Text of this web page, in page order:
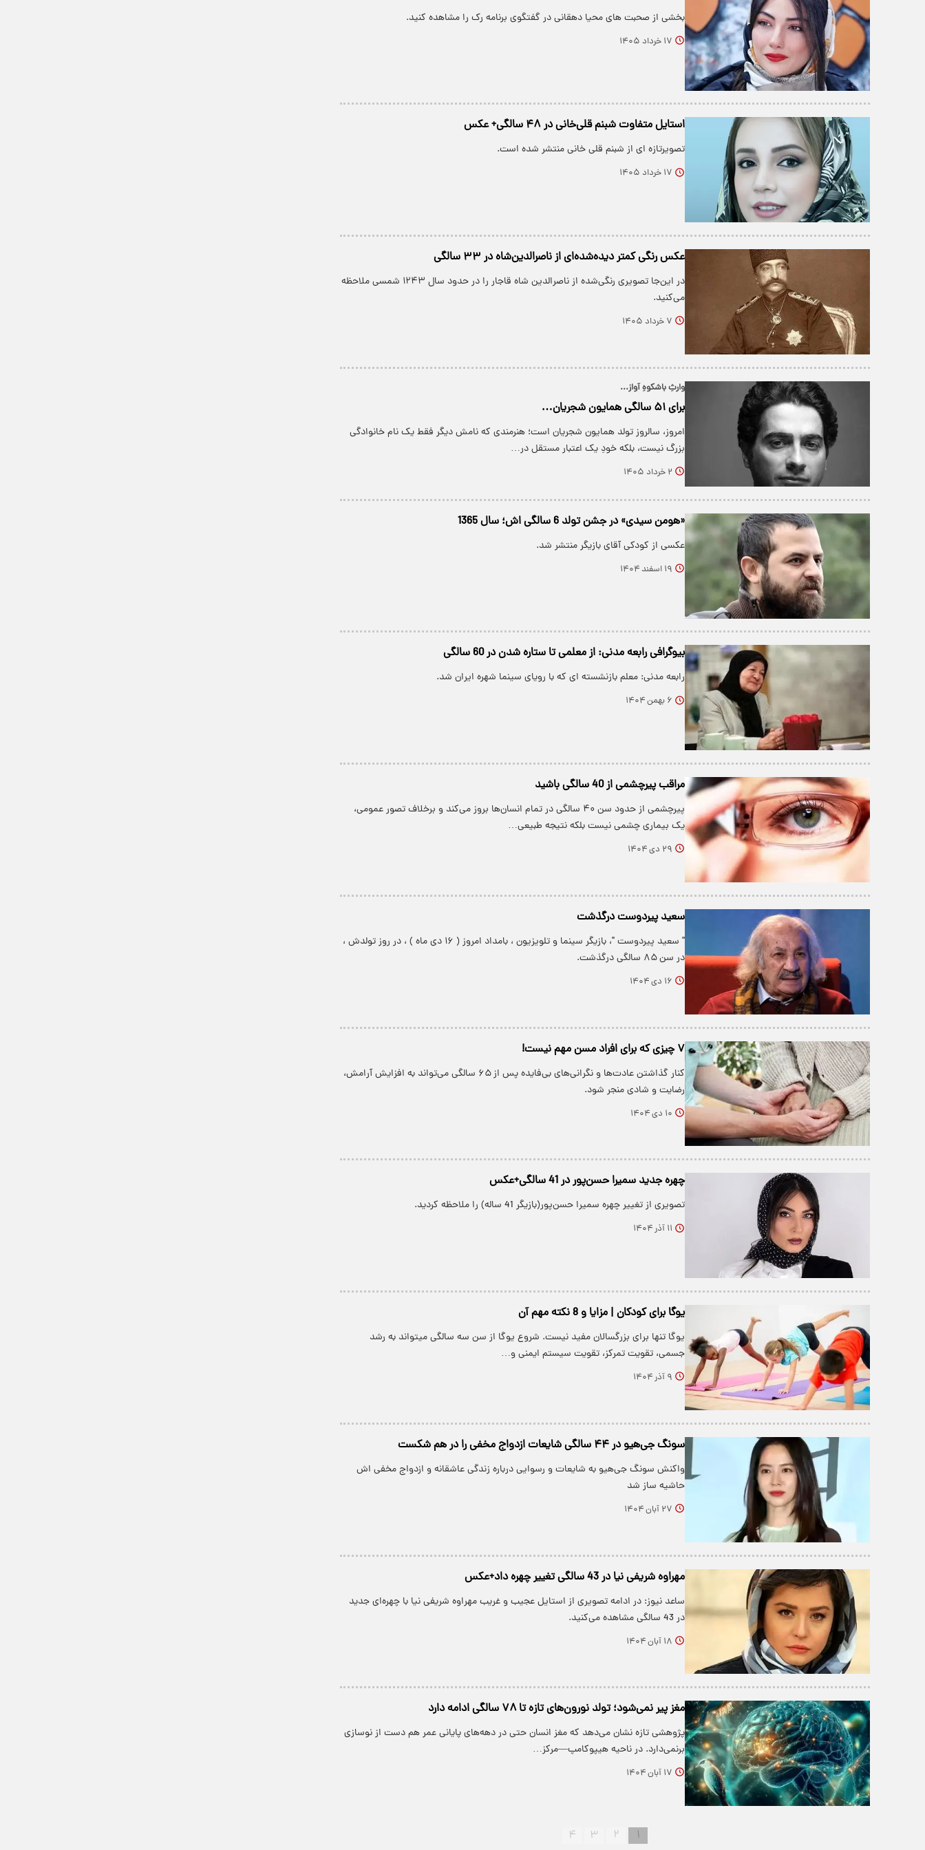
بخشی از صحبت های محیا دهقانی در گفتگوی برنامه رک را مشاهده کنید‌.
۱۷ خرداد ۱۴۰۵
استایل متفاوت شبنم قلی‌خانی در ۴۸ سالگی+ عکس
تصویرتازه ای از شبنم قلی خانی منتشر شده است.
۱۷ خرداد ۱۴۰۵
عکس رنگی کمتر دیده‌شده‌ای از ناصرالدین‌شاه در ۳۳ سالگی
در این‌جا تصویری رنگی‌شده از ناصرالدین شاه قاجار را در حدود سال ۱۲۴۳ شمسی ملاحظه
می‌کنید.
۷ خرداد ۱۴۰۵
وارثِ باشکوهِ آواز...
برای ۵۱ سالگی همایون شجریان…
امروز، سالروز تولد همایون شجریان است؛ هنرمندی که نامش دیگر فقط یک نام خانوادگی
بزرگ نیست، بلکه خودِ یک اعتبار مستقل در…
۲ خرداد ۱۴۰۵
«هومن سیدی» در جشن تولد 6 سالگی اش؛ سال 1365
عکسی از کودکی آقای بازیگر منتشر شد.
۱۹ اسفند ۱۴۰۴
بیوگرافی رابعه مدنی: از معلمی تا ستاره شدن در 60 سالگی
رابعه مدنی: معلم بازنشسته ای که با رویای سینما شهره ایران شد.
۶ بهمن ۱۴۰۴
مراقب پیرچشمی از 40 سالگی باشید
پیرچشمی از حدود سن ۴۰ سالگی در تمام انسان‌ها بروز می‌کند و برخلاف تصور عمومی،
یک بیماری چشمی نیست بلکه نتیجه طبیعی…
۲۹ دی ۱۴۰۴
سعید پیردوست درگذشت
" سعید پیردوست "، بازیگر سینما و تلویزیون ، بامداد امروز ( ۱۶ دی ماه ) ، در روز تولدش ،
در سن ۸۵ سالگی درگذشت.
۱۶ دی ۱۴۰۴
۷ چیزی که برای افراد مسن مهم نیست!
کنار گذاشتن عادت‌ها و نگرانی‌های بی‌فایده پس از ۶۵ سالگی می‌تواند به افزایش آرامش،
رضایت و شادی منجر شود.
۱۰ دی ۱۴۰۴
چهره جدید سمیرا حسن‌پور در 41 سالگی+عکس
تصویری از تغییر چهره سمیرا حسن‌پور(بازیگر 41 ساله) را ملاحظه کردید.
۱۱ آذر ۱۴۰۴
یوگا برای کودکان | مزایا و 8 نکته مهم آن
یوگا تنها برای بزرگسالان مفید نیست. شروع یوگا از سن سه سالگی میتواند به رشد
جسمی، تقویت تمرکز، تقویت سیستم ایمنی و…
۹ آذر ۱۴۰۴
سونگ جی‌هیو در ۴۴ سالگی شایعات ازدواج مخفی را در هم شکست
واکنش سونگ جی‌هیو به شایعات و رسوایی درباره زندگی عاشقانه و ازدواج مخفی اش
حاشیه ساز شد
۲۷ آبان ۱۴۰۴
مهراوه شریفی نیا در 43 سالگی تغییر چهره داد+عکس
ساعد نیوز: در ادامه تصویری از استایل عجیب و غریب مهراوه شریفی نیا با چهره‌ای جدید
در 43 سالگی مشاهده می‌کنید.
۱۸ آبان ۱۴۰۴
مغز پیر نمی‌شود؛ تولد نورون‌های تازه تا ۷۸ سالگی ادامه دارد
پژوهشی تازه نشان می‌دهد که مغز انسان حتی در دهه‌های پایانی عمر هم دست از نوسازی
برنمی‌دارد. در ناحیه هیپوکامپ—مرکز…
۱۷ آبان ۱۴۰۴
۱ ۲ ۳ ۴